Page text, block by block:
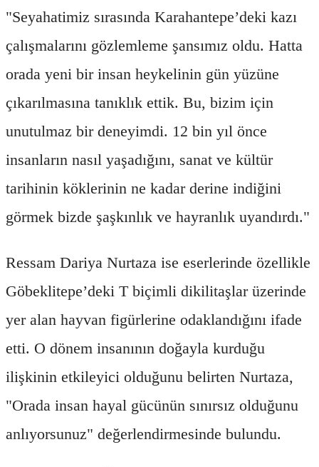
"Seyahatimiz sırasında Karahantepe’deki kazı
çalışmalarını gözlemleme şansımız oldu. Hatta
orada yeni bir insan heykelinin gün yüzüne
çıkarılmasına tanıklık ettik. Bu, bizim için
unutulmaz bir deneyimdi. 12 bin yıl önce
insanların nasıl yaşadığını, sanat ve kültür
tarihinin köklerinin ne kadar derine indiğini
görmek bizde şaşkınlık ve hayranlık uyandırdı."
Ressam Dariya Nurtaza ise eserlerinde özellikle
Göbeklitepe’deki T biçimli dikilitaşlar üzerinde
yer alan hayvan figürlerine odaklandığını ifade
etti. O dönem insanının doğayla kurduğu
ilişkinin etkileyici olduğunu belirten Nurtaza,
"Orada insan hayal gücünün sınırsız olduğunu
anlıyorsunuz" değerlendirmesinde bulundu.